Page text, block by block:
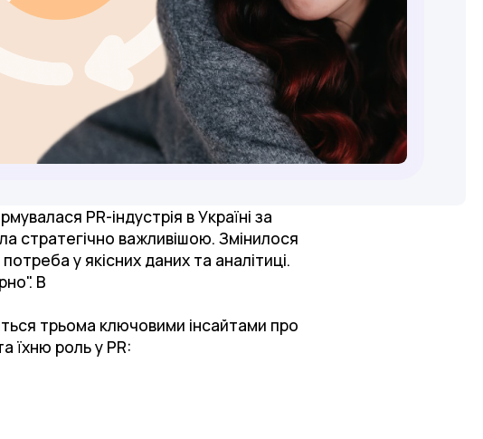
PR-індустрія в Україні за
стратегічно важливішою. Змінилося
у якісних даних та аналітиці.
В
трьома ключовими інсайтами про
їхню роль у PR: